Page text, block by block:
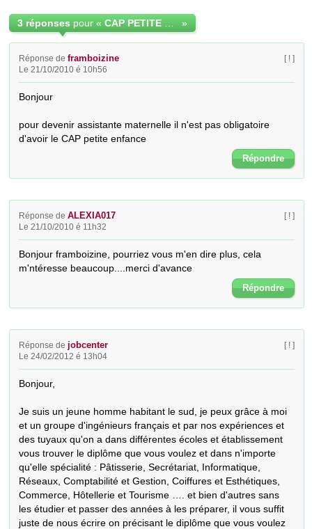
3 réponses pour « »
Réponse deframboizine
Le 21/10/2010 é 10h56
[ ! ]
Bonjour
pour devenir assistante maternelle il n'est pas obligatoire
d'avoir le CAP petite enfance
Répondre
Réponse deALEXIA017
Le 21/10/2010 é 11h32
[ ! ]
Bonjour framboizine, pourriez vous m'en dire plus, cela
m'ntéresse beaucoup....merci d'avance
Répondre
Réponse de jobcenter
Le 24/02/2012 é 13h04
[ ! ]
Bonjour,
Je suis un jeune homme habitant le sud, je peux grâce à moi
et un groupe d'ingénieurs français et par nos expériences et
des tuyaux qu'on a dans différentes écoles et établissement
vous trouver le diplôme que vous voulez et dans n'importe
qu'elle spécialité : Pâtisserie, Secrétariat, Informatique,
Réseaux, Comptabilité et Gestion, Coiffures et Esthétiques,
Commerce, Hôtellerie et Tourisme …. et bien d'autres sans
les étudier et passer des années à les préparer, il vous suffit
juste de nous écrire on précisant le diplôme que vous voulez